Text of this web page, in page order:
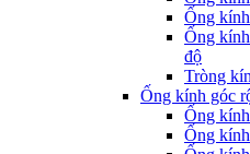
Ống
Ống
độ
Tròng
Ống kính góc
Ống
Ống